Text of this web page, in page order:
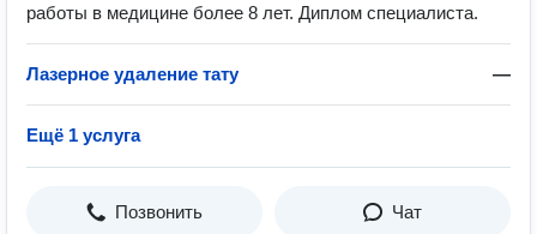
работы в медицине более 8 лет. Диплом специалиста.
Лазерное удаление тату —
Ещё 1 услуга
Позвонить Чат